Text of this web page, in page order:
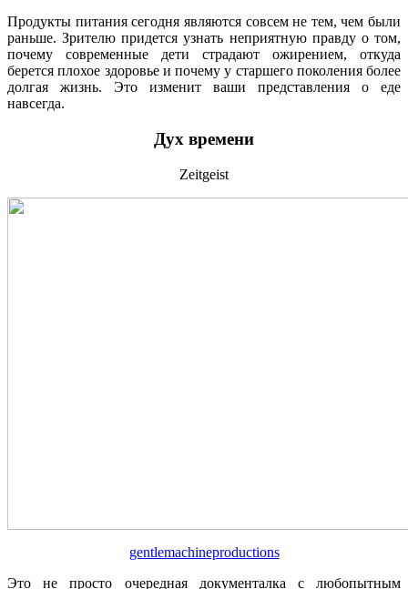
Продукты питания сегодня являются совсем не тем, чем были
раньше. Зрителю придется узнать неприятную правду о том,
почему современные дети страдают ожирением, откуда
берется плохое здоровье и почему у старшего поколения более
долгая жизнь. Это изменит ваши представления о еде
навсегда.
Дух времени
Zeitgeist
gentlemachineproductions
Это не просто очередная документалка с любопытным